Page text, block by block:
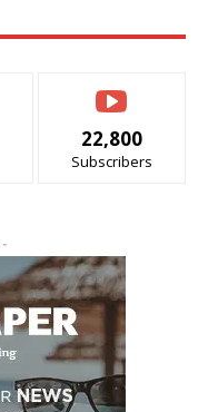
22,800
Subscribers
-